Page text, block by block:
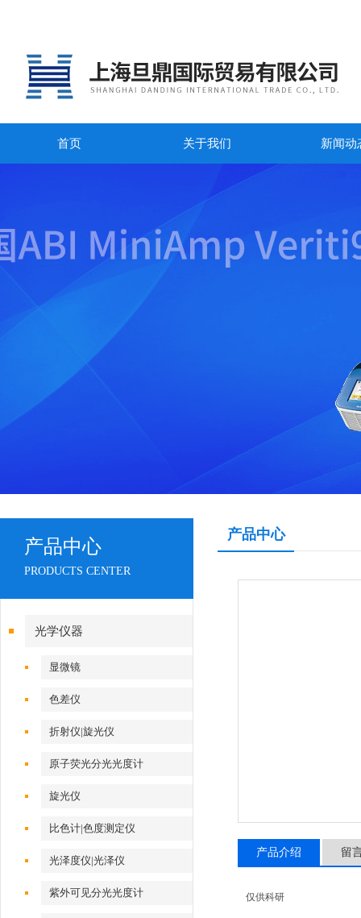
首页 关于我们 新闻动
产品中心
PRODUCTS CENTER
光学仪器
显微镜
色差仪
折射仪|旋光仪
原子荧光分光光度计
旋光仪
比色计|色度测定仪
光泽度仪|光泽仪
紫外可见分光光度计
产品中心
产品介绍 留
仅供科研